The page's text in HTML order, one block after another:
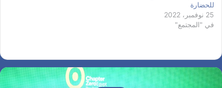
للحضارة
25 نوفمبر، 2022
في "المجتمع"